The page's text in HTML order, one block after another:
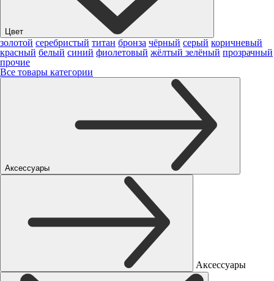
Цвет
золотой серебристый титан бронза чёрный серый коричневый
красный белый синий фиолетовый жёлтый зелёный прозрачный
прочие
Все товары категории
Аксессуары
Аксессуары